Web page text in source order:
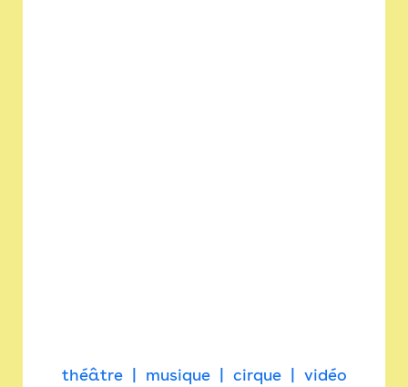
théâtre musique cirque vidéo